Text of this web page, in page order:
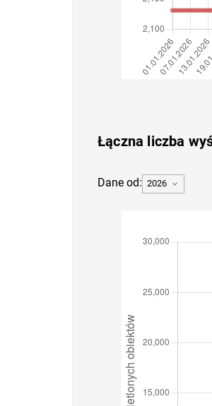
Łączna liczba
Dane od: 2026